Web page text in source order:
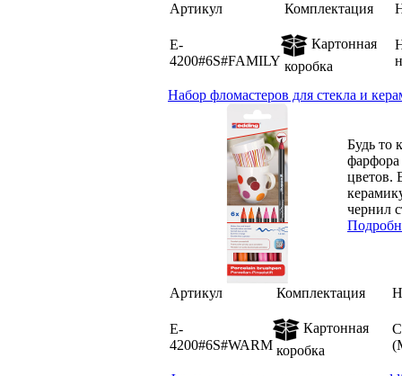
Артикул Комплектация
E-
4200#6S#FAMILY
Картонная
коробка
Набор фломастеров для стекла и
Будь то
фарфора
цветов.
чернил
Артикул Комплектация
E-
4200#6S#WARM
Картонная
коробка